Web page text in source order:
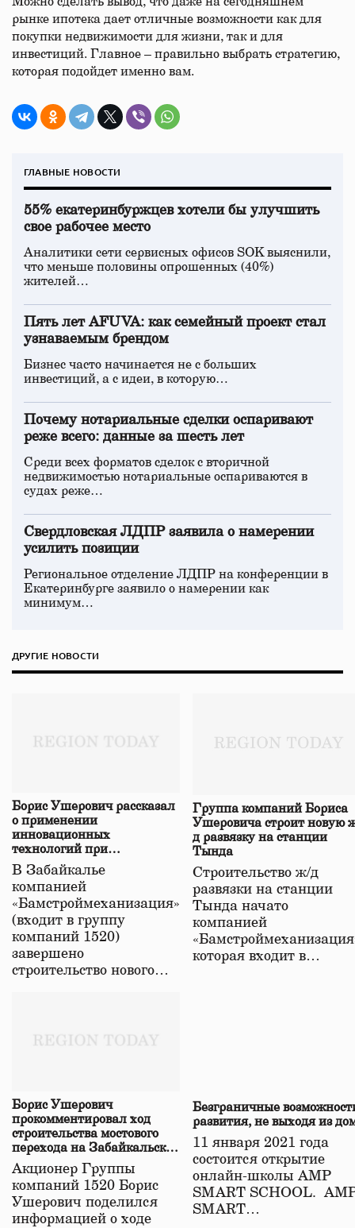
рынке ипотека дает отличные возможности как для
покупки недвижимости для жизни, так и для
инвестиций. Главное – правильно выбрать стратегию,
которая подойдет именно вам.
ГЛАВНЫЕ НОВОСТИ
55% екатеринбуржцев хотели бы улучшить
свое рабочее место
Аналитики сети сервисных офисов SOK выяснили,
что меньше половины опрошенных (40%)
жителей…
Пять лет AFUVA: как семейный проект стал
узнаваемым брендом
Бизнес часто начинается не с больших
инвестиций, а с идеи, в которую…
Почему нотариальные сделки оспаривают
реже всего: данные за шесть лет
Среди всех форматов сделок с вторичной
недвижимостью нотариальные оспариваются в
судах реже…
Свердловская ЛДПР заявила о намерении
усилить позиции
Региональное отделение ЛДПР на конференции в
Екатеринбурге заявило о намерении как
минимум…
ДРУГИЕ НОВОСТИ
Борис Ушерович рассказал
о применении
инновационных
технологий при
строительстве нового моста
в Забайкалье
В Забайкалье
компанией
«Бамстроймеханизация»
(входит в группу
компаний 1520)
завершено
строительство нового…
Группа компаний Бориса
Ушеровича строит новую
д развязку на станции
Тында
Строительство ж/д
развязки на станции
Тында начато
компанией
которая входит в…
Борис Ушерович
прокомментировал ход
строительства мостового
перехода на Забайкальской
железной дороге
Акционер Группы
компаний 1520 Борис
Ушерович поделился
информацией о ходе
Безграничные
развития, не выходя из
11 января 2021 года
состоится открытие
онлайн-школы АМР
SMART SCHOOL.
SMART…